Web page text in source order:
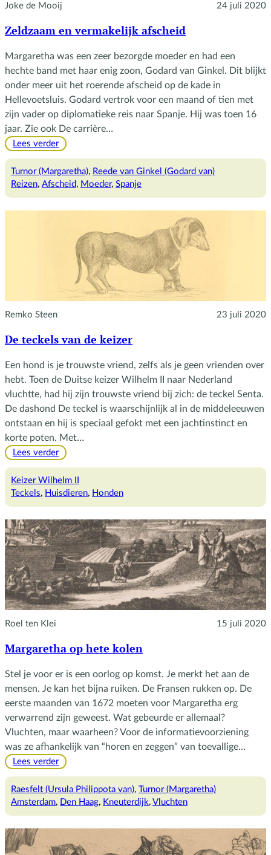
Joke de Mooij 24 juli 2020
Zeldzaam en vermakelijk afscheid
Margaretha was een zeer bezorgde moeder en had een
hechte band met haar enig zoon, Godard van Ginkel. Dit blijkt
onder meer uit het roerende afscheid op de kade in
Hellevoetsluis. Godard vertrok voor een maand of tien met
zijn vader op diplomatieke reis naar Spanje. Hij was toen 16
jaar. Zie ook De carrière…
Lees verder:
en
vermakelijk
Turnor (Margaretha), Reede van Ginkel (Godard van)
Reizen, Afscheid, Moeder, Spanje
Remko Steen 23 juli 2020
De teckels van de keizer
Een hond is je trouwste vriend, zelfs als je geen vrienden over
hebt. Toen de Duitse keizer Wilhelm II naar Nederland
vluchtte, had hij zijn trouwste vriend bij zich: de teckel Senta.
De dashond De teckel is waarschijnlijk al in de middeleeuwen
ontstaan en hij is speciaal gefokt met een jachtinstinct en
korte poten. Met…
Lees verder:
teckels
van
Keizer Wilhelm II
Teckels, Huisdieren, Honden
Roel ten Klei 15 juli 2020
Margaretha op hete kolen
Stel je voor er is een oorlog op komst. Je merkt het aan de
mensen. Je kan het bijna ruiken. De Fransen rukken op. De
eerste maanden van 1672 moeten voor Margaretha erg
verwarrend zijn geweest. Wat gebeurde er allemaal?
Vluchten, maar waarheen? Voor de informatievoorziening
was ze afhankelijk van “horen en zeggen” van toevallige…
Lees verder:
op
hete
Raesfelt (Ursula Philippota van), Turnor (Margaretha)
Amsterdam, Den Haag, Kneuterdijk, Vluchten